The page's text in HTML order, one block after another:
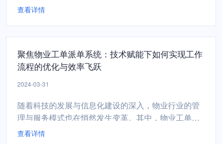
与质量具有决定性影响。本文将以“从初级到高级”为主
成、流转与跟踪功能。它能够帮助IT部门有序地记录
各类故障报...
查看详情
聚焦物业工单派单系统：技术赋能下如何实现工作
流程的优化与效率飞跃
2024-03-31
随着科技的发展与信息化建设的深入，物业行业的管
理与服务模式也在悄然发生变革。其中，物业工单派
单系统的引入，正逐步成为推动物业管理工作流程优
查看详情